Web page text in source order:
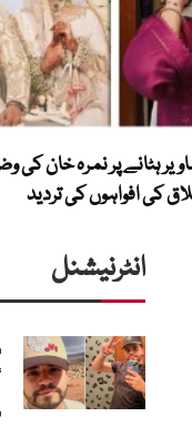
ہٹانے پر نمرہ خان کی
کی افواہوں کی تردید
انٹرنیشنل